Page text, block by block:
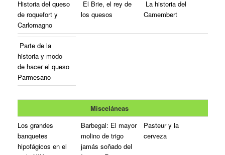
Historia del queso
de roquefort y
Carlomagno
El Brie, el rey de
los quesos
La historia del
Camembert
Parte de la
historia y modo
de hacer el queso
Parmesano
Misceláneas
Los grandes
banquetes
hipofágicos en el
Barbegal: El mayor
molino de trigo
jamás soñado del
Pasteur y la
cerveza